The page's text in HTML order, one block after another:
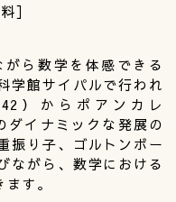
］
ら数学を体感できる
学館サイパルで行われ
）からポアンカレ
ダイナミックな発展の
振り子、ゴルトンボー
ながら、数学における
す。